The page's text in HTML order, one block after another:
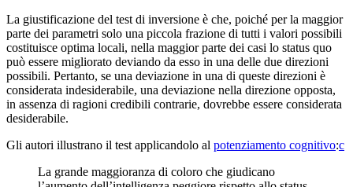
La giustificazione del test di inversione è che, poiché per la maggior
parte dei parametri solo una piccola frazione di tutti i valori possibili
costituisce optima locali, nella maggior parte dei casi lo status quo
può essere migliorato deviando da esso in una delle due direzioni
possibili. Pertanto, se una deviazione in una di queste direzioni è
considerata indesiderabile, una deviazione nella direzione opposta,
in assenza di ragioni credibili contrarie, dovrebbe essere considerata
desiderabile.
Gli autori illustrano il test applicandolo al potenziamento cognitivo:⁠c
La grande maggioranza di coloro che giudicano